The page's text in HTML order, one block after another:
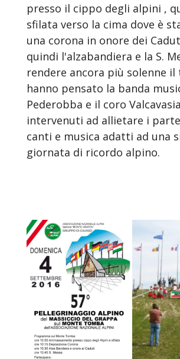
presso il cippo degli alpini ,
sfilata verso la cima dove è
una corona in onore dei
quindi l'alzabandiera e la S.
rendere ancora più solenne
hanno pensato la banda
Pederobba e il coro
intervenuti ad allietare i
canti e musica adatti ad una
giornata di ricordo alpino.